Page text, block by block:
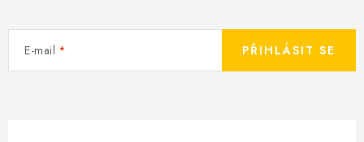
E-mail PŘIHLÁSIT SE